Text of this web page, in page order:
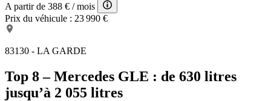
A partir de 388 € / mois
Prix du véhicule : 23 990 €
83130 - LA GARDE
Top 8 – Mercedes GLE : de 630 litres
jusqu’à 2 055 litres